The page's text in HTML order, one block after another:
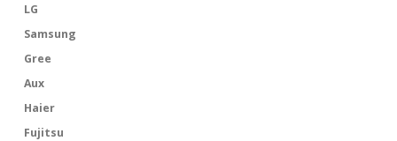
LG
Samsung
Gree
Aux
Haier
Fujitsu